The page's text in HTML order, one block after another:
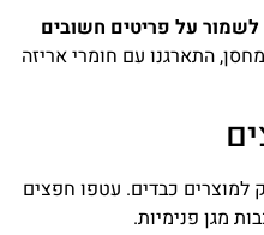
לשמור על פריטים חשובים
התארגנו עם חומרי אריזה
למוצרים כבדים. עטפו חפצים
מגן פנימיות.